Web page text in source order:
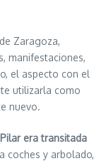
Zaragoza,
manifestaciones,
el aspecto con el
utilizarla como
nuevo.
era transitada
coches y arbolado,